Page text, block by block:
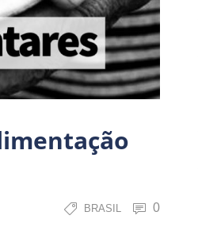
BRASIL 0